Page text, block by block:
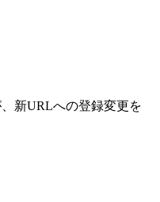
新URLへの登録変更を